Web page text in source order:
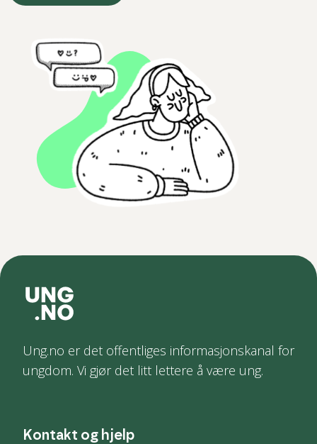
Ung.no er det offentliges informasjonskanal for
ungdom. Vi gjør det litt lettere å være ung.
Kontakt og hjelp